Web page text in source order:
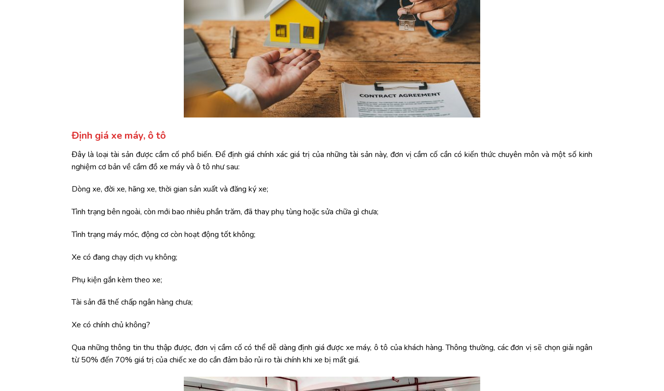
Định giá xe máy, ô tô
Đây là loại tài sản được cầm cố phổ biến. Để định giá chính xác giá trị của những tài sản này, đơn vị cầm cố cần có kiến thức chuyên môn và một số kinh
nghiệm cơ bản về cầm đồ xe máy và ô tô như sau:
Dòng xe, đời xe, hãng xe, thời gian sản xuất và đăng ký xe;
Tình trạng bên ngoài, còn mới bao nhiêu phần trăm, đã thay phụ tùng hoặc sửa chữa gì chưa;
Tình trạng máy móc, động cơ còn hoạt động tốt không;
Xe có đang chạy dịch vụ không;
Phụ kiện gắn kèm theo xe;
Tài sản đã thế chấp ngân hàng chưa;
Xe có chính chủ không?
Qua những thông tin thu thập được, đơn vị cầm cố có thể dễ dàng định giá được xe máy, ô tô của khách hàng. Thông thường, các đơn vị sẽ chọn giải ngân
từ 50% đến 70% giá trị của chiếc xe do cần đảm bảo rủi ro tài chính khi xe bị mất giá.